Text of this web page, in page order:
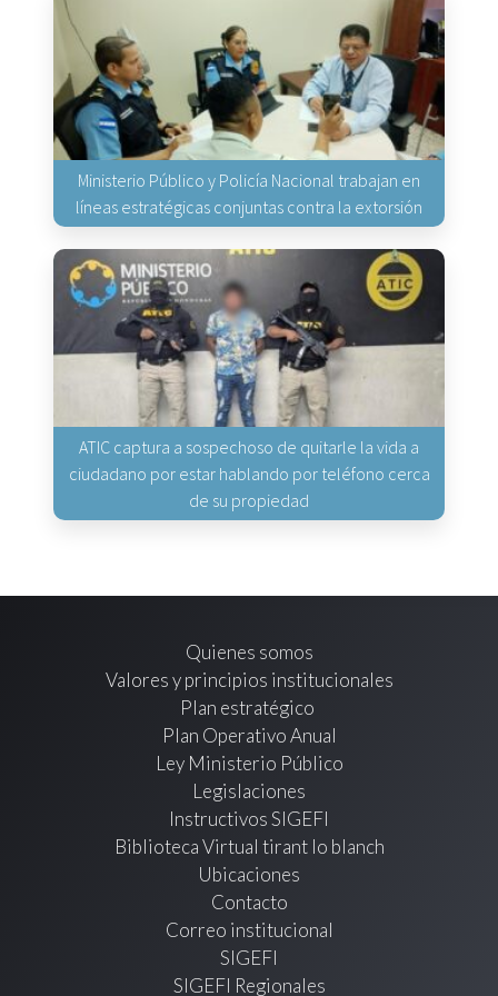
Ministerio Público y Policía Nacional trabajan en
líneas estratégicas conjuntas contra la extorsión
ATIC captura a sospechoso de quitarle la vida a
ciudadano por estar hablando por teléfono cerca
de su propiedad
Quienes somos
Valores y principios institucionales
Plan estratégico
Plan Operativo Anual
Ley Ministerio Público
Legislaciones
Instructivos SIGEFI
Biblioteca Virtual tirant lo blanch
Ubicaciones
Contacto
Correo institucional
SIGEFI
SIGEFI Regionales